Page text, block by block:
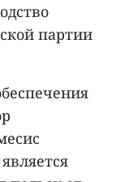
партии